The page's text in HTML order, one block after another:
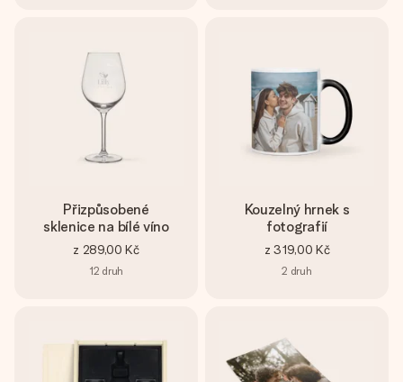
Přizpůsobené
sklenice na bílé víno
z 289,00 Kč
12 druh
Kouzelný hrnek s
fotografií
z 319,00 Kč
2 druh